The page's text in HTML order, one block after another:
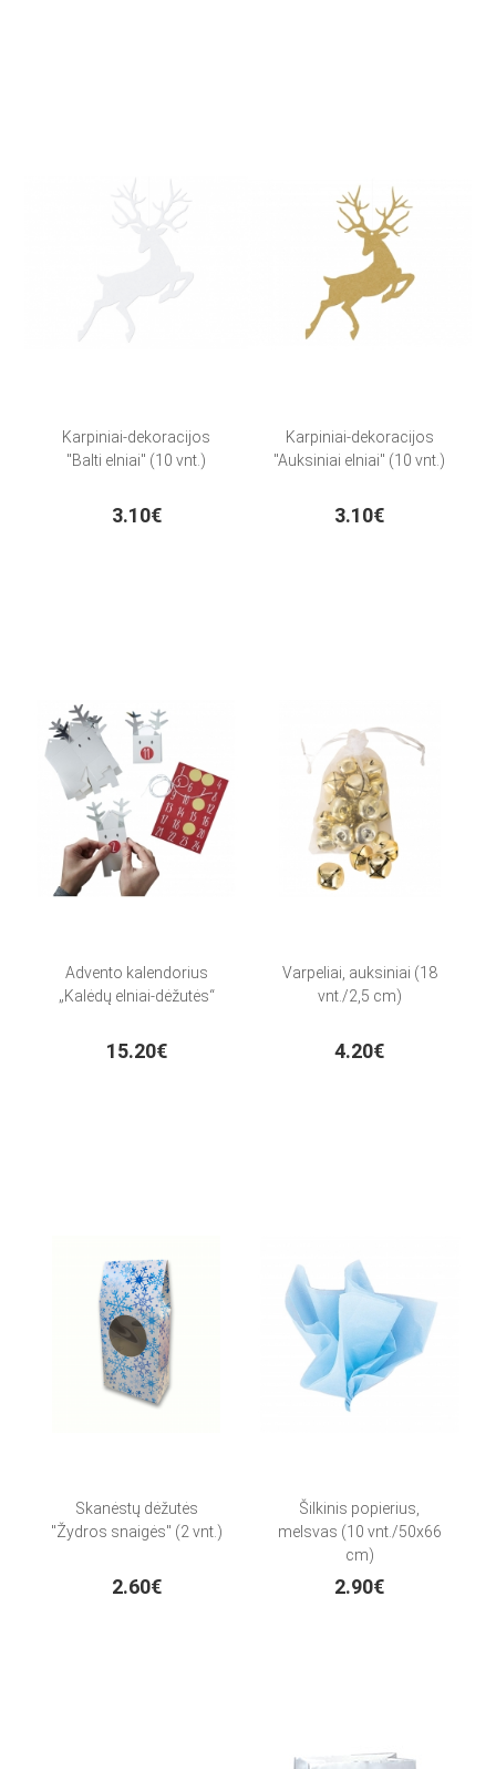
Karpiniai-dekoracijos
"Balti elniai" (10 vnt.)
3.10€
Karpiniai-dekoracijos
"Auksiniai elniai" (10 vnt.)
3.10€
Advento kalendorius
„Kalėdų elniai-dėžutės“
15.20€
Varpeliai, auksiniai (18
vnt./2,5 cm)
4.20€
Skanėstų dėžutės
"Žydros snaigės" (2 vnt.)
2.60€
Šilkinis popierius,
melsvas (10 vnt./50x66
cm)
2.90€